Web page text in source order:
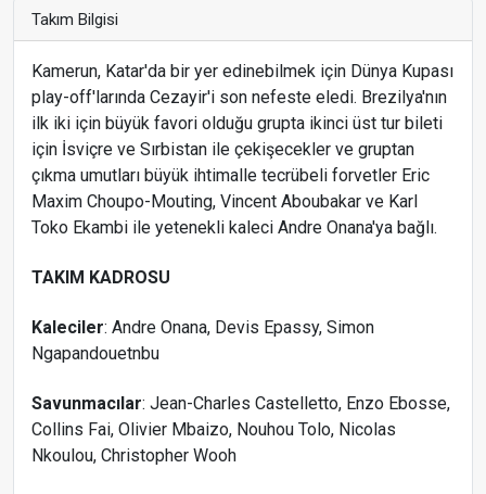
Takım Bilgisi
Kamerun, Katar'da bir yer edinebilmek için Dünya Kupası
play-off'larında Cezayir'i son nefeste eledi. Brezilya'nın
ilk iki için büyük favori olduğu grupta ikinci üst tur bileti
için İsviçre ve Sırbistan ile çekişecekler ve gruptan
çıkma umutları büyük ihtimalle tecrübeli forvetler Eric
Maxim Choupo-Mouting, Vincent Aboubakar ve Karl
Toko Ekambi ile yetenekli kaleci Andre Onana'ya bağlı.
TAKIM KADROSU
Kaleciler: Andre Onana, Devis Epassy, Simon
Ngapandouetnbu
Savunmacılar: Jean-Charles Castelletto, Enzo Ebosse,
Collins Fai, Olivier Mbaizo, Nouhou Tolo, Nicolas
Nkoulou, Christopher Wooh